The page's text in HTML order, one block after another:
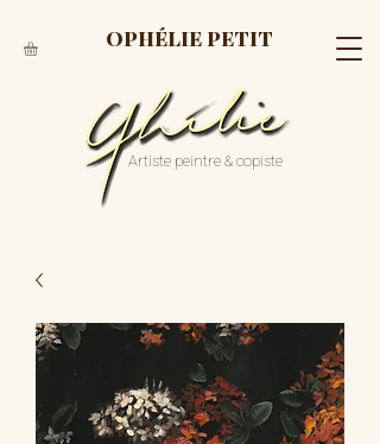
OPHÉLIE PETIT
Artiste peintre & copiste